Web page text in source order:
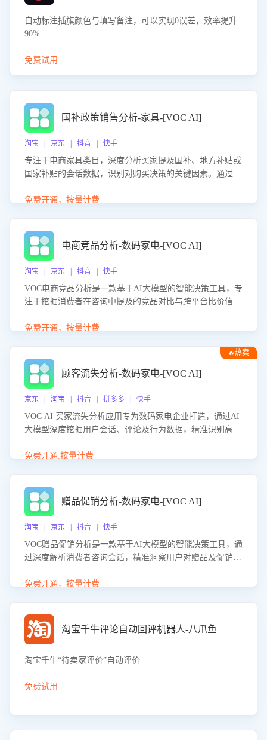
自动标注插旗颜色与填写备注，可以实现0误差，效率提升
90%
免费试用
国补政策销售分析-家具-[VOC AI]
淘宝 | 京东 | 抖音 | 快手
专注于电商家具类目，深度分析买家提及国补、地方补贴或
国家补贴的会话数据，识别对购买决策的关键因素。通过AI
化策略，助力商家利用国补政策提升GMV。
免费开通，按量计费
电商竞品分析-数码家电-[VOC AI]
淘宝 | 京东 | 抖音 | 快手
VOC电商竞品分析是一款基于AI大模型的智能决策工具，专
注于挖掘消费者在咨询中提及的竞品对比与跨平台比价信
商品信息，进行多维度交叉对比，并分析消费者的比价行
企业优化营销话术、突出产品与服务优势，有效提升咨询转
化率，避免陷入单纯价格竞争，实现精准扬长避短。
免费开通，按量计费
🔥热卖
顾客流失分析-数码家电-[VOC AI]
京东 | 淘宝 | 抖音 | 拼多多 | 快手
VOC AI 买家流失分析应用专为数码家电企业打造，通过AI
大模型深度挖掘用户会话、评论及行为数据，精准识别高流
应延迟、竞品价格冲击等。系统自动输出可落地的挽回策
免费开通,按量计费
赠品促销分析-数码家电-[VOC AI]
淘宝 | 京东 | 抖音 | 快手
VOC赠品促销分析是一款基于AI大模型的智能决策工具，通
过深度解析消费者咨询会话，精准洞察用户对赠品及促销政
销诉求，帮助企业制定个性化赠品组合策略，优化资源投放
免费开通，按量计费
淘宝千牛评论自动回评机器人-八爪鱼
淘宝千牛“待卖家评价”自动评价
免费试用